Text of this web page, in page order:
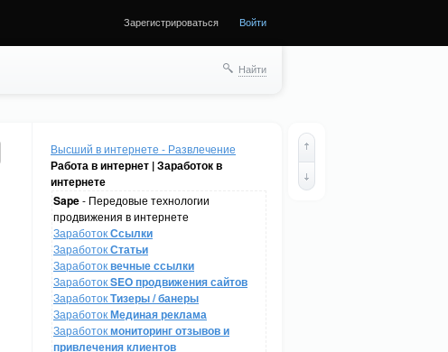
Зарегистрироваться Войти
Найти
Высший в интернете - Развлечение
Работа в интернет | Заработок в
интернете
Sape- Передовые технологии
продвижения в интернете
ЗаработокСсылки
ЗаработокСтатьи
Заработоквечные ссылки
ЗаработокSEO продвижения сайтов
ЗаработокТизеры / банеры
ЗаработокМединая реклама
Заработокмониторинг отзывов и
привлечения клиентов